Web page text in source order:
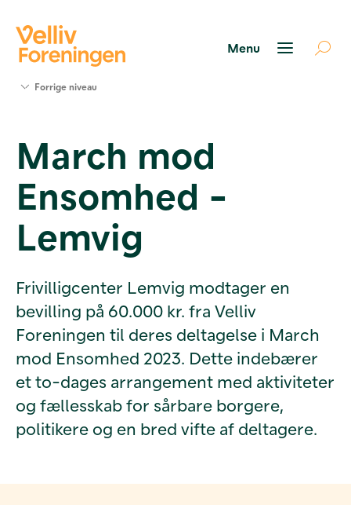
Værktøjer
og viden
Om Velliv
Foreningen
Forrige niveau
March mod
Ensomhed -
Lemvig
Frivilligcenter Lemvig modtager en
bevilling på 60.000 kr. fra Velliv
Foreningen til deres deltagelse i March
mod Ensomhed 2023. Dette indebærer
et to-dages arrangement med aktiviteter
og fællesskab for sårbare borgere,
politikere og en bred vifte af deltagere.